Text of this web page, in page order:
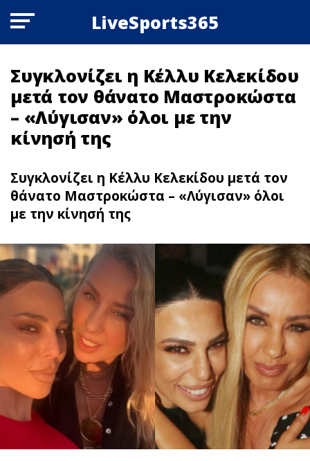
LiveSports365
Συγκλονίζει η Κέλλυ Κελεκίδου
μετά τον θάνατο Μαστροκώστα
– «Λύγισαν» όλοι με την
κίνησή της
Συγκλονίζει η Κέλλυ Κελεκίδου μετά τον
θάνατο Μαστροκώστα – «Λύγισαν» όλοι
με την κίνησή της